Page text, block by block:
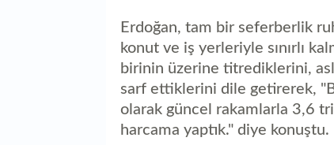
Erdoğan, tam bir seferberlik
konut ve iş yerleriyle sınırlı
birinin üzerine titrediklerini,
sarf ettiklerini dile getirerek,
olarak güncel rakamlarla 3,6
harcama yaptık." diye konuştu.